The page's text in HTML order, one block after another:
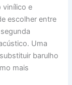
vinílico e
escolher entre
Uma
barulho
mais